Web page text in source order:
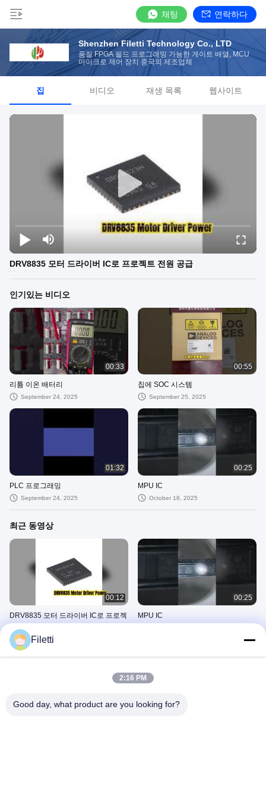
채팅 연락하다
Shenzhen Filetti Technology Co., LTD
품질 FPGA 필드 프로그래밍 가능한 게이트 배열, MCU
마이크로 제어 장치 중국의 제조업체
집 비디오 재생 목록 웹사이트
DRV8835 모터 드라이버 IC로 프로젝트 전원 공급
인기있는 비디오
00:33
리튬 이온 배터리
September 24, 2025
00:55
칩에 SOC 시스템
September 25, 2025
01:32
PLC 프로그래밍
September 24, 2025
00:25
MPU IC
October 18, 2025
최근 동영상
00:12
DRV8835 모터 드라이버 IC로 프로젝
트 전원 공급
April 10, 2026
00:25
MPU IC
00:28
Filetti
2:16 PM
Good day, what product are you looking for?